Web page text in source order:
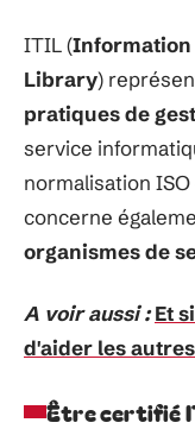
ITIL(Information
Library)
pratiques de
service
normalisation ISO
concerne
organismesde
A voir aussi : Et
d'aider les
Être certifié